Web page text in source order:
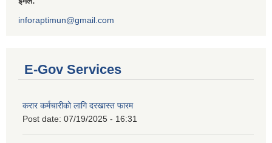
inforaptimun@gmail.com
E-Gov Services
करार कर्मचारीको लागि दरखास्त फारम
Post date: 07/19/2025 - 16:31